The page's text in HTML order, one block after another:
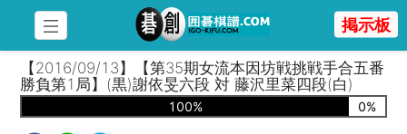
掲示板
【2016/09/13】【第35期女流本因坊戦挑戦手合五番
勝負第1局】(黒)謝依旻六段 対 藤沢里菜四段(白)
100% 0%